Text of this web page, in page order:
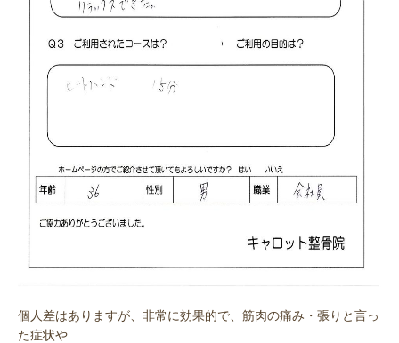
個人差はありますが、非常に効果的で、筋肉の痛み・張りと言っ
た症状や